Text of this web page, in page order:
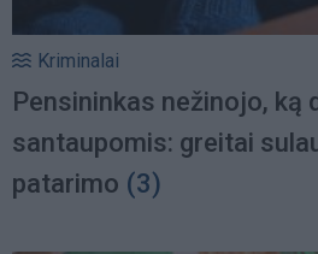
Kriminalai
Pensininkas nežinojo, ką
santaupomis: greitai
patarimo (3)